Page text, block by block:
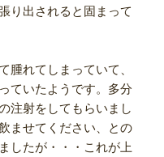
り出されると固まって
腫れてしまっていて、
ていたようです。多分
注射をしてもらいまし
ませてください、との
したが・・・これが上